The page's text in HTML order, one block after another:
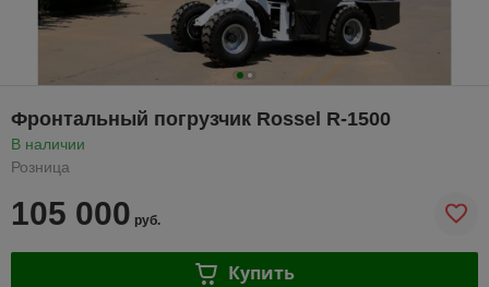
Фронтальный погрузчик Rossel R-1500
В наличии
Розница
105 000 руб.
Купить